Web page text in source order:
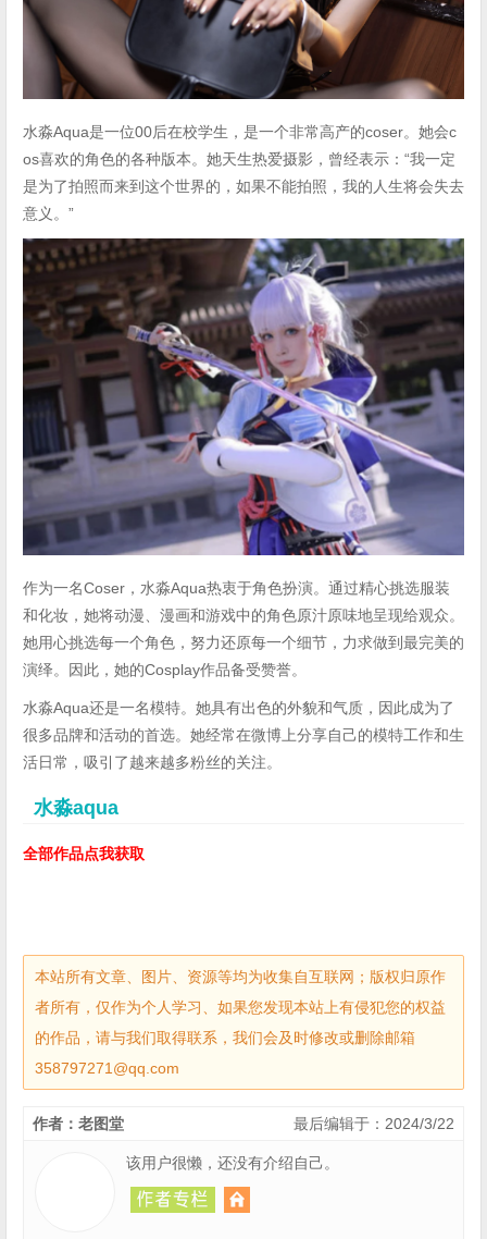
水淼Aqua是一位00后在校学生，是一个非常高产的coser。她会c
os喜欢的角色的各种版本。她天生热爱摄影，曾经表示：“我一定
是为了拍照而来到这个世界的，如果不能拍照，我的人生将会失去
意义。”
作为一名Coser，水淼Aqua热衷于角色扮演。通过精心挑选服装
和化妆，她将动漫、漫画和游戏中的角色原汁原味地呈现给观众。
她用心挑选每一个角色，努力还原每一个细节，力求做到最完美的
演绎。因此，她的Cosplay作品备受赞誉。
水淼Aqua还是一名模特。她具有出色的外貌和气质，因此成为了
很多品牌和活动的首选。她经常在微博上分享自己的模特工作和生
活日常，吸引了越来越多粉丝的关注。
水淼aqua
全部作品点我获取
本站所有文章、图片、资源等均为收集自互联网；版权归原作
者所有，仅作为个人学习、如果您发现本站上有侵犯您的权益
的作品，请与我们取得联系，我们会及时修改或删除邮箱
358797271@qq.com
最后编辑于：2024/3/22
作者：老图堂
该用户很懒，还没有介绍自己。